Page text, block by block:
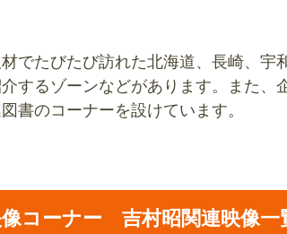
でたびたび訪れた北海道、長崎、
するゾーンなどがあります。また
書のコーナーを設けています。
像コーナー 吉村昭関連映像一